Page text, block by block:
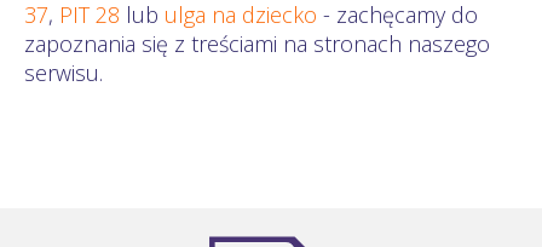
37, PIT 28 lub ulga na dziecko - zachęcamy do
zapoznania się z treściami na stronach naszego
serwisu.